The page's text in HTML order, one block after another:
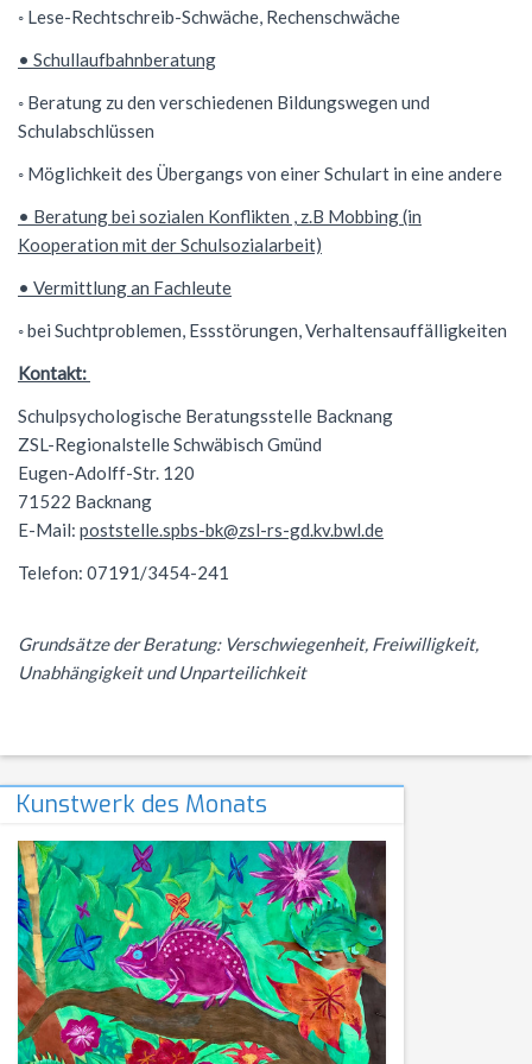
Kursstufe
Nützliche Adressen
Italien-Austausch
Wettbewerbe
Verschiedenes
NWT
Physik
Jugend trainiert für Olympia
Notentabellen
Wirtschaft
◦ Lese-Rechtschreib-Schwäche, Rechenschwäche
• Schullaufbahnberatung
◦ Beratung zu den verschiedenen Bildungswegen und
Schulabschlüssen
◦ Möglichkeit des Übergangs von einer Schulart in eine andere
• Beratung bei sozialen Konflikten , z.B Mobbing (in
Kooperation mit der Schulsozialarbeit)
• Vermittlung an Fachleute
◦ bei Suchtproblemen, Essstörungen, Verhaltensauffälligkeiten
Kontakt:
Schulpsychologische Beratungsstelle Backnang
ZSL-Regionalstelle Schwäbisch Gmünd
Eugen-Adolff-Str. 120
71522 Backnang
E-Mail: poststelle.spbs-bk@zsl-rs-gd.kv.bwl.de
Telefon: 07191/3454-241
Grundsätze der Beratung: Verschwiegenheit, Freiwilligkeit,
Unabhängigkeit und Unparteilichkeit
Kunstwerk des Monats